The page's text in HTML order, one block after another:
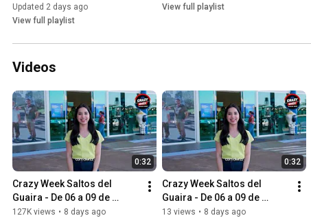
Updated 2 days ago
View full playlist
View full playlist
Videos
0:32
Crazy Week Saltos del
Guaira - De 06 a 09 de
Agosto
127K views • 8 days ago
0:32
Crazy Week Saltos del
Guaira - De 06 a 09 de
Agosto
13 views • 8 days ago